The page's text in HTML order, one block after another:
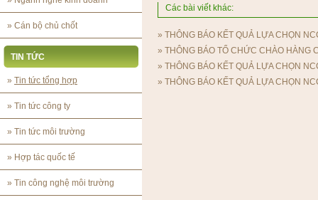
» Cán bộ chủ chốt
TIN TỨC
» Tin tức tổng hợp
» Tin tức công ty
» Tin tức môi trường
» Hợp tác quốc tế
» Tin công nghệ môi trường
Các bài viết khác:
» THÔNG BÁO KẾT QUẢ LỰA CHỌN
» THÔNG BÁO TỔ CHỨC CHÀO HÀNG
» THÔNG BÁO KẾT QUẢ LỰA CHỌN
» THÔNG BÁO KẾT QUẢ LỰA CHỌN